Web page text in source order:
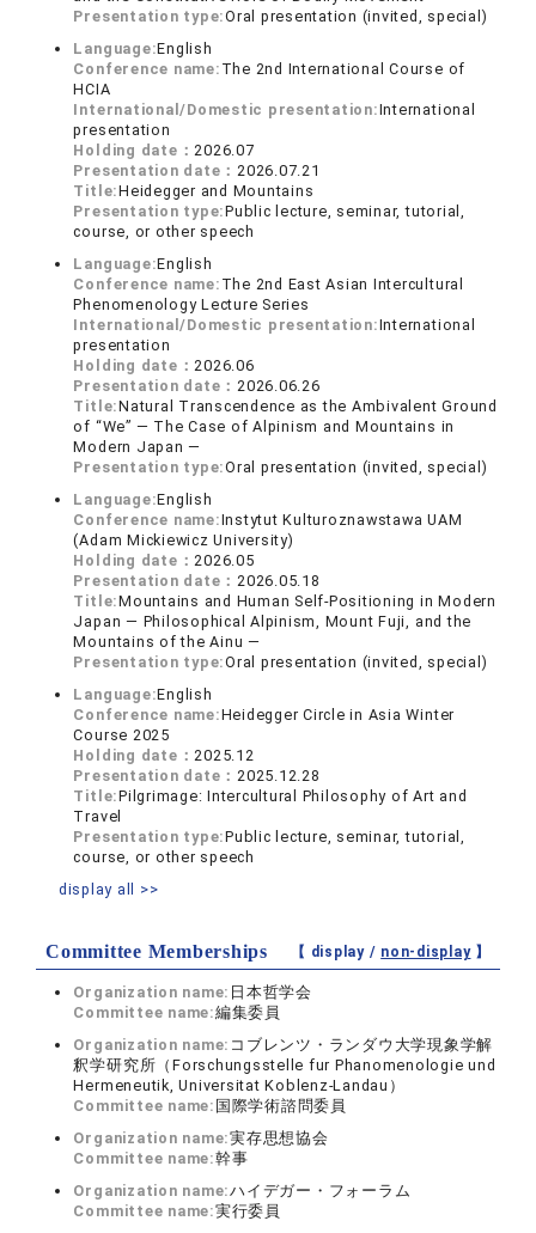
Presentation type:Oral presentation (invited, special)
Language:English
Conference name: The 2nd International Course of
HCIA
International/Domestic presentation:International
presentation
Holding date：2026.07
Presentation date：2026.07.21
Title:Heidegger and Mountains
Presentation type:Public lecture, seminar, tutorial,
course, or other speech
Language:English
Conference name: The 2nd East Asian Intercultural
Phenomenology Lecture Series
International/Domestic presentation:International
presentation
Holding date：2026.06
Presentation date：2026.06.26
Title:Natural Transcendence as the Ambivalent Ground
of “We” ― The Case of Alpinism and Mountains in
Modern Japan ―
Presentation type:Oral presentation (invited, special)
Language:English
Conference name:Instytut Kulturoznawstawa UAM
(Adam Mickiewicz University)
Holding date：2026.05
Presentation date：2026.05.18
Title:Mountains and Human Self-Positioning in Modern
Japan — Philosophical Alpinism, Mount Fuji, and the
Mountains of the Ainu —
Presentation type:Oral presentation (invited, special)
Language:English
Conference name:Heidegger Circle in Asia Winter
Course 2025
Holding date：2025.12
Presentation date：2025.12.28
Title:Pilgrimage: Intercultural Philosophy of Art and
Travel
Presentation type:Public lecture, seminar, tutorial,
course, or other speech
display all >>
Committee Memberships 【 display / non-display】
Organization name: 日本哲学会
Committee name:編集委員
Organization name: コブレンツ・ランダウ大学現象学解
釈学研究所（Forschungsstelle fur Phanomenologie und
Hermeneutik, Universitat Koblenz-Landau）
Committee name: 国際学術諮問委員
Organization name:実存思想協会
Committee name:幹事
Organization name:ハイデガー・フォーラム
Committee name:実行委員